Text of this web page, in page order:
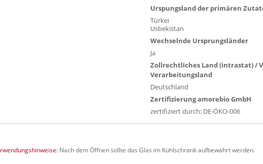
Urspungsland der primären
Türkei
Usbekistan
Wechselnde Ursprungsländer
Ja
Zollrechtliches Land (intrastat) /
Verarbeitungsland
Deutschland
Zertifizierung amorebio GmbH
zertifiziert durch: DE-ÖKO-006
Nach dem Öffnen sollte das Glas im Kühlschrank aufbewahrt werden.